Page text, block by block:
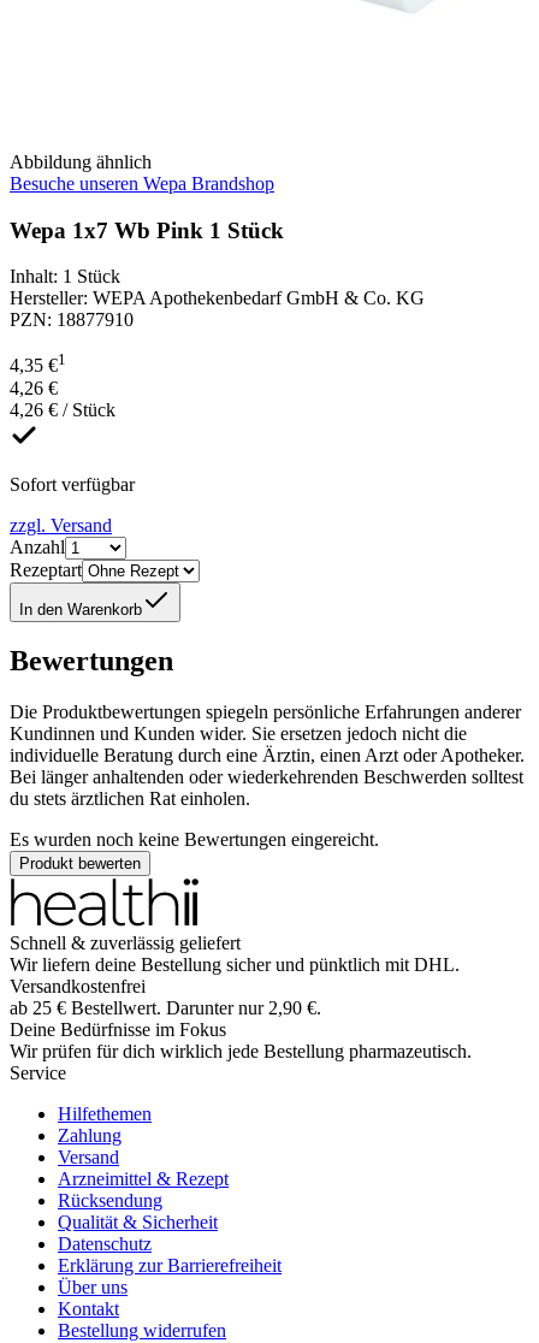
Abbildung ähnlich
Besuche unseren Wepa Brandshop
Wepa 1x7 Wb Pink 1 Stück
Inhalt: 1 Stück
Hersteller: WEPA Apothekenbedarf GmbH & Co. KG
PZN: 18877910
4,35 €1
4,26 €
4,26 € / Stück
Sofort verfügbar
zzgl. Versand
Anzahl
Rezeptart
In den Warenkorb
Bewertungen
Die Produktbewertungen spiegeln persönliche Erfahrungen anderer
Kundinnen und Kunden wider. Sie ersetzen jedoch nicht die
individuelle Beratung durch eine Ärztin, einen Arzt oder Apotheker.
Bei länger anhaltenden oder wiederkehrenden Beschwerden solltest
du stets ärztlichen Rat einholen.
Es wurden noch keine Bewertungen eingereicht.
Produkt bewerten
Schnell & zuverlässig geliefert
Wir liefern deine Bestellung sicher und pünktlich mit DHL.
Versandkostenfrei
ab 25 € Bestellwert. Darunter nur 2,90 €.
Deine Bedürfnisse im Fokus
Wir prüfen für dich wirklich jede Bestellung pharmazeutisch.
Service
Hilfethemen
Zahlung
Versand
Arzneimittel & Rezept
Rücksendung
Qualität & Sicherheit
Datenschutz
Erklärung zur Barrierefreiheit
Über uns
Kontakt
Bestellung widerrufen